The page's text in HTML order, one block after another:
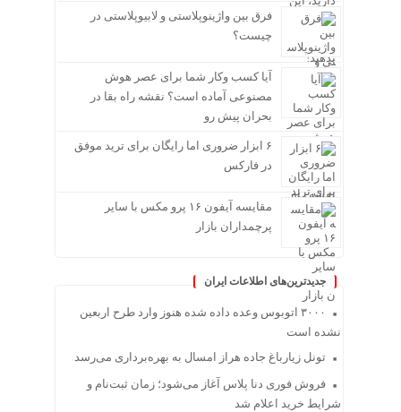
فرق بین واژینوپلاستی و لابیوپلاستی در
چیست؟
آیا کسب وکار شما برای عصر هوش
مصنوعی آماده است؟ نقشه راه بقا در
بحران پیش رو
۶ ابزار ضروری اما رایگان برای ترید موفق
در فارکس
مقایسه آیفون ۱۶ پرو مکس با سایر
پرچمداران بازار
جدیدترین‌های اطلاعات ایران
۳۰۰۰ اتوبوس وعده داده شده هنوز وارد طرح اربعین
نشده است
تونل زیارباغ جاده هراز امسال به بهره‌برداری می‌رسد
فروش فوری دنا پلاس آغاز می‌شود؛ زمان ثبت‌نام و
شرایط خرید اعلام شد